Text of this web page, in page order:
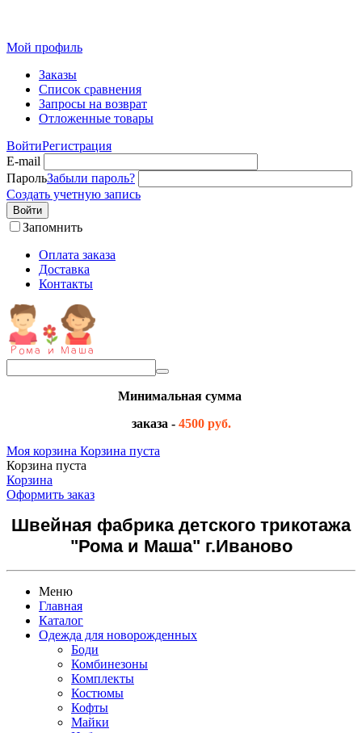
Мой профиль
Заказы
Список сравнения
Запросы на возврат
Отложенные товары
ВойтиРегистрация
E-mail
ПарольЗабыли пароль?
Создать учетную запись
Войти
Запомнить
Оплата заказа
Доставка
Контакты
Минимальная сумма
заказа - 4500 руб.
Моя корзина Корзина пуста
Корзина пуста
Корзина
Оформить заказ
Швейная фабрика детского трикотажа
"Рома и Маша" г.Иваново
Меню
Главная
Каталог
Одежда для новорожденных
Боди
Комбинезоны
Комплекты
Костюмы
Кофты
Майки